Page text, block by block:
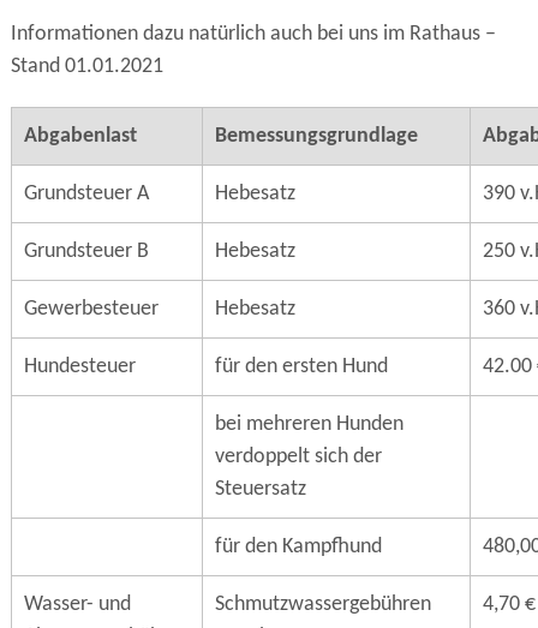
Informationen dazu natürlich auch bei uns im Rathaus –
Stand 01.01.2021
Abgabenlast Bemessungsgrundlage
Grundsteuer A Hebesatz 390
Grundsteuer B Hebesatz 250
Gewerbesteuer Hebesatz 360
Hundesteuer für den ersten Hund 42.00
bei mehreren Hunden
verdoppelt sich der
Steuersatz
für den Kampfhund
Wasser- und
Schmutzwassergebühren
4,70 €